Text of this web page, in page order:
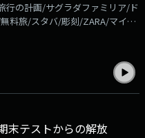
行の計画/サグラダファミリア/ド
料旅/スタバ/彫刻/ZARA/マイペ
6a8d-4af3-a9b9-
黒川想矢ANNP番組
テストからの解放